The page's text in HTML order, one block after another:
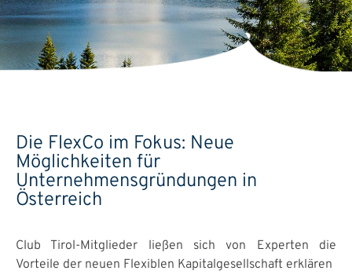
Die FlexCo im Fokus: Neue
Möglichkeiten für
Unternehmensgründungen in
Österreich
Club Tirol-Mitglieder ließen sich von Experten die
Vorteile der neuen Flexiblen Kapitalgesellschaft erklären